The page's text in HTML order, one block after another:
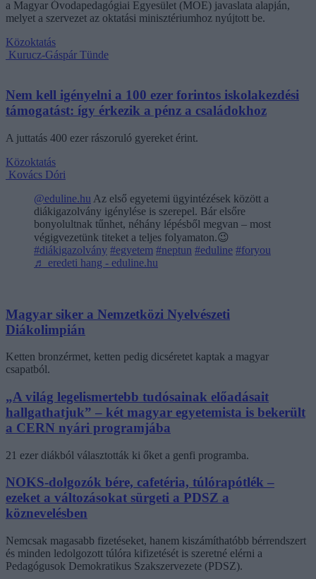
a Magyar Óvodapedagógiai Egyesület (MOE) javaslata alapján,
melyet a szervezet az oktatási minisztériumhoz nyújtott be.
Közoktatás
Kurucz-Gáspár Tünde
Nem kell igényelni a 100 ezer forintos iskolakezdési
támogatást: így érkezik a pénz a családokhoz
A juttatás 400 ezer rászoruló gyereket érint.
Közoktatás
Kovács Dóri
@eduline.hu Az első egyetemi ügyintézések között a
diákigazolvány igénylése is szerepel. Bár elsőre
bonyolultnak tűnhet, néhány lépésből megvan – most
végigvezetünk titeket a teljes folyamaton.😉
#diákigazolvány #egyetem #neptun #eduline #foryou
♬ eredeti hang - eduline.hu
Magyar siker a Nemzetközi Nyelvészeti
Diákolimpián
Ketten bronzérmet, ketten pedig dicséretet kaptak a magyar
csapatból.
„A világ legelismertebb tudósainak előadásait
hallgathatjuk” – két magyar egyetemista is bekerült
a CERN nyári programjába
21 ezer diákból választották ki őket a genfi programba.
NOKS-dolgozók bére, cafetéria, túlórapótlék –
ezeket a változásokat sürgeti a PDSZ a
köznevelésben
Nemcsak magasabb fizetéseket, hanem kiszámíthatóbb bérrendszert
és minden ledolgozott túlóra kifizetését is szeretné elérni a
Pedagógusok Demokratikus Szakszervezete (PDSZ).